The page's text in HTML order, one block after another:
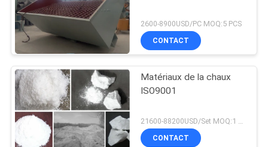
2600-8900USD/PC MOQ:5 PCS
CONTACT
Matériaux de la chaux
ISO9001
CONTACT